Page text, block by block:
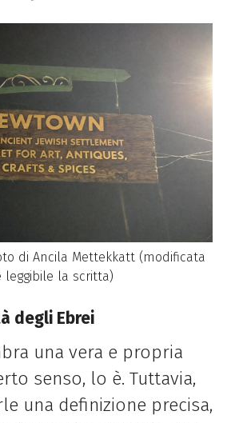
di Ancila Mettekkatt (modificata
leggibile la scritta)
degli Ebrei
una vera e propria
senso, lo è. Tuttavia,
una definizione precisa,